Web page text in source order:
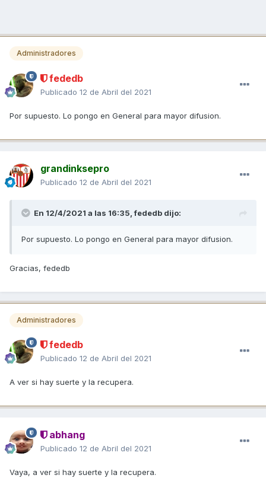
Administradores
fededb
Publicado 12 de Abril del 2021
Por supuesto. Lo pongo en General para mayor difusion.
grandinksepro
Publicado 12 de Abril del 2021
En 12/4/2021 a las 16:35,fededb dijo:
Por supuesto. Lo pongo en General para mayor difusion.
Gracias, fededb
Administradores
fededb
Publicado 12 de Abril del 2021
A ver si hay suerte y la recupera.
abhang
Publicado 12 de Abril del 2021
Vaya, a ver si hay suerte y la recupera.